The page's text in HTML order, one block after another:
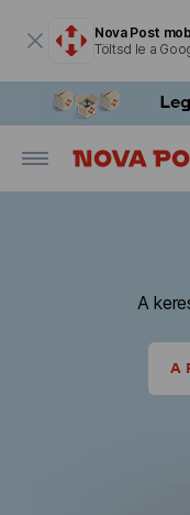
Nova Post
Töltsd le a
A
A